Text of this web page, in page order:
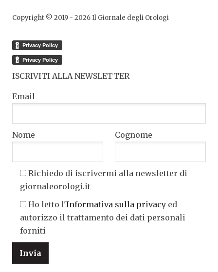
Copyright © 2019 - 2026Il Giornale degli Orologi
ISCRIVITI ALLA NEWSLETTER
Email
Nome Cognome
Richiedo di iscrivermi alla newsletter di
giornaleorologi.it
Ho letto l'Informativa sulla privacy ed
autorizzo il trattamento dei dati personali
forniti